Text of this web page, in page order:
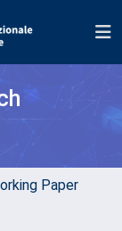
Paper